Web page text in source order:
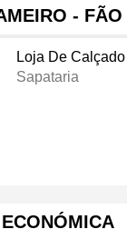
- FÃO
Loja De Calçado
Sapataria